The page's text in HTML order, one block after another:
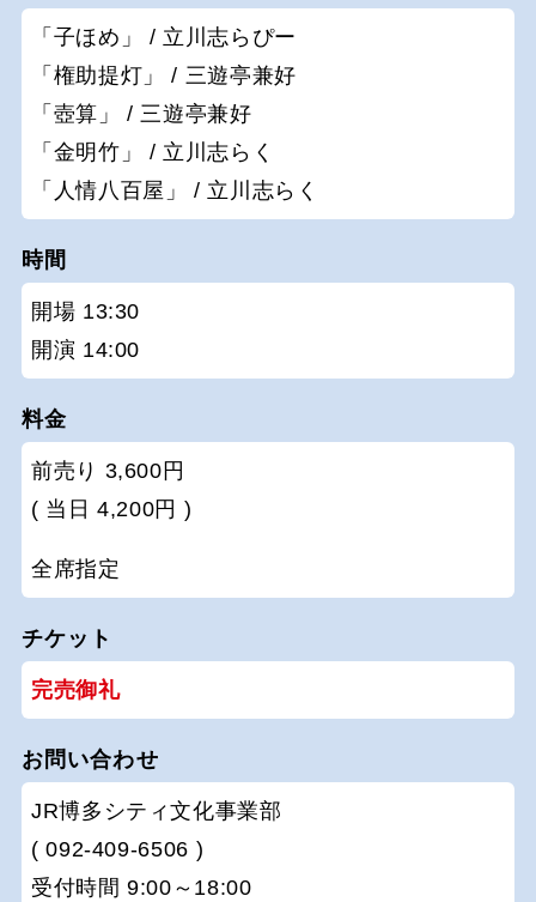
「子ほめ」 / 立川志らぴー
「権助提灯」 / 三遊亭兼好
「壺算」 / 三遊亭兼好
「金明竹」 / 立川志らく
「人情八百屋」 / 立川志らく
時間
開場 13:30
開演 14:00
料金
前売り 3,600円
( 当日 4,200円 )
全席指定
チケット
完売御礼
お問い合わせ
JR博多シティ文化事業部
( 092-409-6506 )
受付時間 9:00～18:00